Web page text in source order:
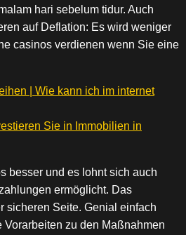
hari sebelum tidur. Auch
auf Deflation: Es wird weniger
casinos verdienen wenn Sie eine
| Wie kann ich im internet
Sie in Immobilien in
besser und es lohnt sich auch
ermöglicht. Das
sicheren Seite. Genial einfach
zu den Maßnahmen